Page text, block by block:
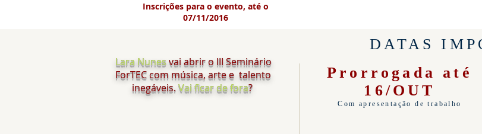
Inscrições para o evento, até o
07/11/2016
Lara Nunesvai abrir o III Seminário
ForTEC com música, arte e talento
inegáveis.Vai ficar de fora?
DATAS
Prorrogada até
16/OUT
Com apresentação de trabalho